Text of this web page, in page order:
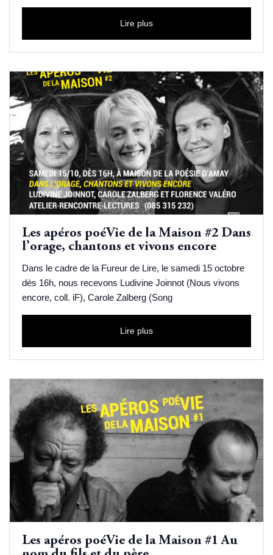
Lire plus
Les apéros poéVie de la Maison #2 Dans
l’orage, chantons et vivons encore
Dans le cadre de la Fureur de Lire, le samedi 15 octobre
dès 16h, nous recevons Ludivine Joinnot (Nous vivons
encore, coll. iF), Carole Zalberg (Song
Lire plus
Les apéros poéVie de la Maison #1 Au